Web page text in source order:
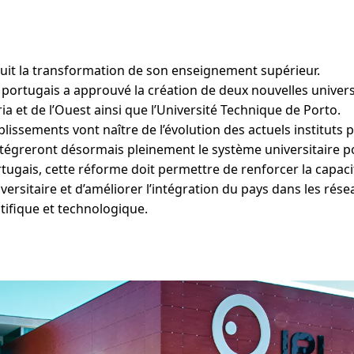
la transformation de son enseignement supérieur.
a approuvé la création de deux nouvelles
et de l’Ouest ainsi que l’Université Technique de Porto.
vont naître de l’évolution des actuels instituts
désormais pleinement le système universitaire
cette réforme doit permettre de renforcer la
et d’améliorer l’intégration du pays dans les
et technologique.